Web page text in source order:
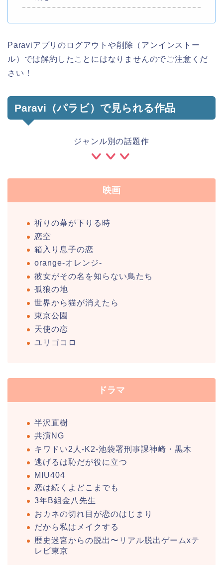
Paraviアプリのログアウトや削除（アンインストー
ル）では解約したことにはなりませんのでご注意くだ
さい！
Paravi（パラビ）で見られる作品
ジャンル別の話題作
映画
祈りの幕が下りる時
恋空
箱入り息子の恋
orange-オレンジ-
彼女がその名を知らない鳥たち
孤狼の地
世界から猫が消えたら
東京公園
天使の恋
ユリゴコロ
ドラマ
半沢直樹
共演NG
キワドい2人-K2-池袋署刑事課神崎・黒木
逃げるは恥だが役に立つ
MIU404
恋は続くよどこまでも
3年B組金八先生
おカネの切れ目が恋のはじまり
だから私はメイクする
歴史迷宮からの脱出〜リアル脱出ゲームxテ
レビ東京